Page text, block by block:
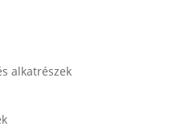
alkatrészek